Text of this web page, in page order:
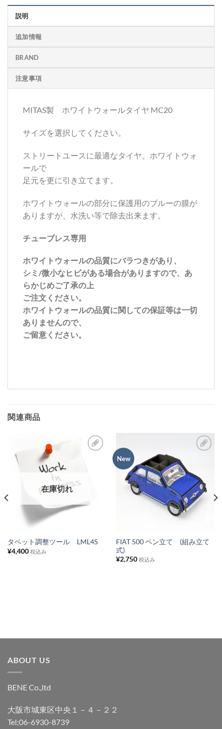
説明
追加情報
BRAND
注意事項
MITAS製 ホワイトウォールタイヤ MC20
サイズを選択してください。
ストリートユースに最適なタイヤ。ホワイトウォ
ールで
足元を更に引き立てます。
ホワイトウォールの部分に保護用のブルーの膜が
ありますが、水洗い等で除去出来ます。
チューブレス専用
ホワイトウォールの品質にバラつきがあり、
シミ/微小なヒビがある場合がありますので、あ
らかじめご了承の上
ご注文ください。
ホワイトウォールの品質に関しての保証等は一切
ありませんので、
ご留意ください。
関連商品
ス
在庫切れ
タペット調整ツール LML4S
¥4,400 税込み
New
気
に
入
り
ス
FIAT 500 ペン立て (組み立て
式)
¥2,750 税込み
ABOUT US
BENE Co.,ltd
大阪市城東区中央１－４－２２
Tel;06-6930-8739